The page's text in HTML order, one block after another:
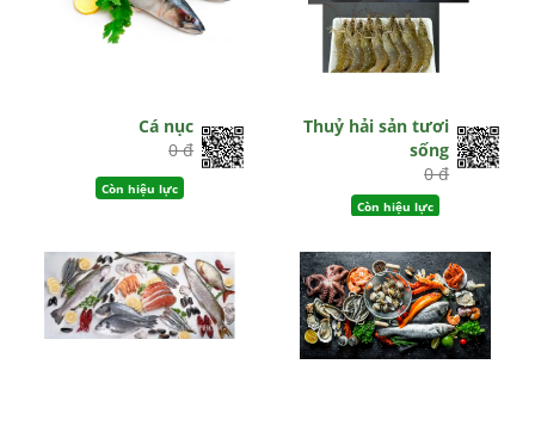
Cá nục
0 đ
Còn hiệu lực
Thuỷ hải sản tươi
sống
0 đ
Còn hiệu lực